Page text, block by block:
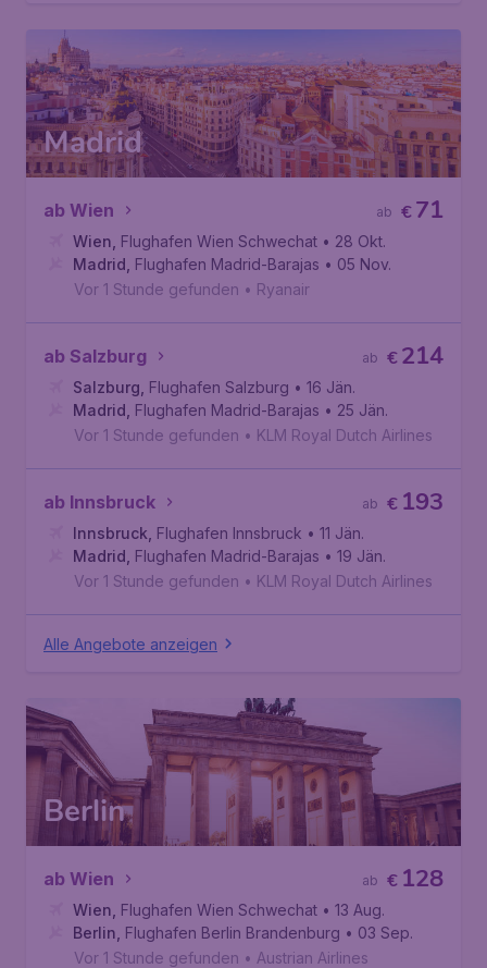
Madrid
ab Wien €71
ab
Wien Flughafen Wien Schwechat • 28 Okt.
Madrid Flughafen Madrid-Barajas • 05 Nov.
Vor 1 Stunde gefunden • Ryanair
ab Salzburg €214
ab
Salzburg Flughafen Salzburg • 16 Jän.
Madrid Flughafen Madrid-Barajas • 25 Jän.
Vor 1 Stunde gefunden • KLM Royal Dutch Airlines
ab Innsbruck € 193
ab
Innsbruck Flughafen Innsbruck • 11 Jän.
Madrid Flughafen Madrid-Barajas • 19 Jän.
Vor 1 Stunde gefunden • KLM Royal Dutch Airlines
Alle Angebote anzeigen
Berlin
ab Wien € 128
ab
Wien Flughafen Wien Schwechat • 13 Aug.
Berlin Flughafen Berlin Brandenburg • 03 Sep.
Vor 1 Stunde gefunden • Austrian Airlines